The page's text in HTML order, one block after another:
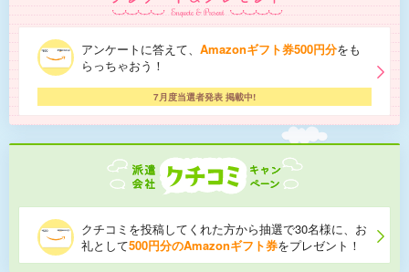
アンケートに答えて、 Amazonギフト券500円分をも
らっちゃおう！
7月度当選者発表 掲載中!
クチコミを投稿してくれた方から抽選で30名様に、お
礼として500円分のAmazonギフト券をプレゼント！